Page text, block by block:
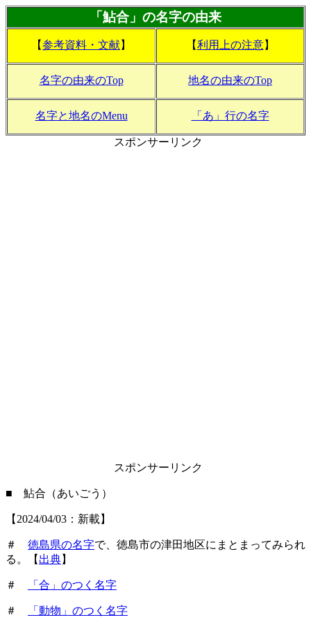
「鮎合」の名字の由来
【参考資料・文献】 【利用上の注意】
名字の由来のTop 地名の由来のTop
名字と地名のMenu 「あ」行の名字
スポンサーリンク
スポンサーリンク
■ 鮎合（あいごう）
【2024/04/03：新載】
＃ 徳島県の名字で、徳島市の津田地区にまとまってみられ
る。【 出典】
＃ 「合」のつく名字
＃ 「動物」のつく名字